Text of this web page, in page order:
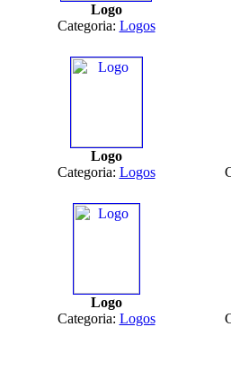
Logo
Categoria: Logos
Logo
Categoria: Logos
Logo
Categoria: Logos